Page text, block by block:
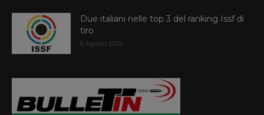
Due italiani nelle top 3 del ranking Issf di
tiro
6 Agosto 2026